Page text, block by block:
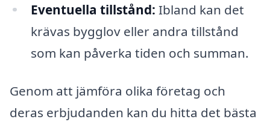
Eventuella tillstånd: Ibland kan det
krävas bygglov eller andra tillstånd
som kan påverka tiden och summan.
Genom att jämföra olika företag och
deras erbjudanden kan du hitta det bästa